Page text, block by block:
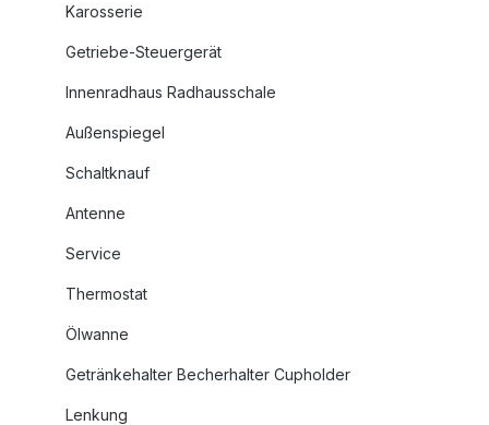
Karosserie
Getriebe-Steuergerät
Innenradhaus Radhausschale
Außenspiegel
Schaltknauf
Antenne
Service
Thermostat
Ölwanne
Getränkehalter Becherhalter Cupholder
Lenkung